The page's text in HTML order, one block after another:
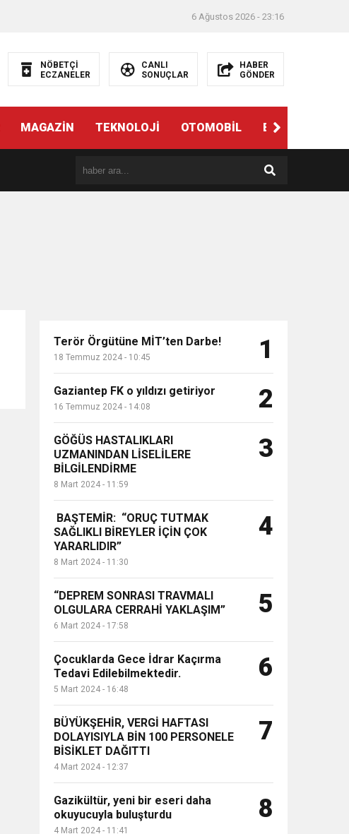
6 Ağustos 2026 - 23:16
NÖBETÇİ
ECZANELER
CANLI
SONUÇLAR
HABER
GÖNDER
MAGAZİN TEKNOLOJİ OTOMOBİL EĞİTİM
Terör Örgütüne MİT’ten Darbe!
18 Temmuz 2024 - 10:45 1
Gaziantep FK o yıldızı getiriyor
16 Temmuz 2024 - 14:08 2
GÖĞÜS HASTALIKLARI
UZMANINDAN LİSELİLERE
BİLGİLENDİRME
8 Mart 2024 - 11:59
3
BAŞTEMİR: “ORUÇ TUTMAK
SAĞLIKLI BİREYLER İÇİN ÇOK
YARARLIDIR”
8 Mart 2024 - 11:30
4
“DEPREM SONRASI TRAVMALI
OLGULARA CERRAHİ YAKLAŞIM”
6 Mart 2024 - 17:58
5
Çocuklarda Gece İdrar Kaçırma
Tedavi Edilebilmektedir.
5 Mart 2024 - 16:48
6
BÜYÜKŞEHİR, VERGİ HAFTASI
DOLAYISIYLA BİN 100 PERSONELE
BİSİKLET DAĞITTI
4 Mart 2024 - 12:37
7
Gazikültür, yeni bir eseri daha
okuyucuyla buluşturdu
4 Mart 2024 - 11:41
8